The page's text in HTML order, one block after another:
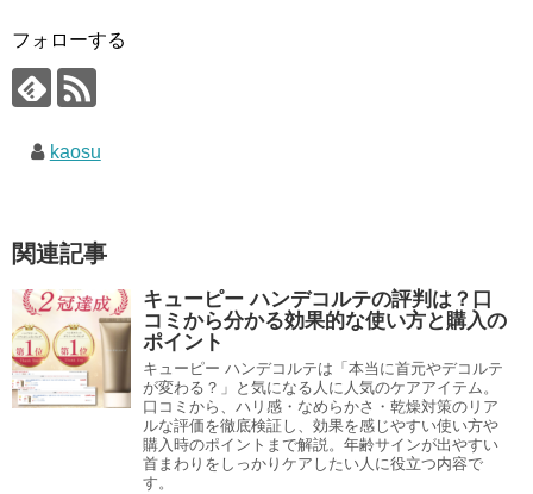
フォローする
kaosu
関連記事
キューピー ハンデコルテの評判は？口
コミから分かる効果的な使い方と購入の
ポイント
キューピー ハンデコルテは「本当に首元やデコルテ
が変わる？」と気になる人に人気のケアアイテム。
口コミから、ハリ感・なめらかさ・乾燥対策のリア
ルな評価を徹底検証し、効果を感じやすい使い方や
購入時のポイントまで解説。年齢サインが出やすい
首まわりをしっかりケアしたい人に役立つ内容で
す。